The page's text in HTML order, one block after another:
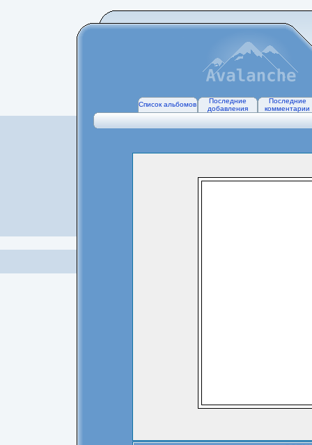
Список альбомов
Последние
добавления
Последние
комментарии